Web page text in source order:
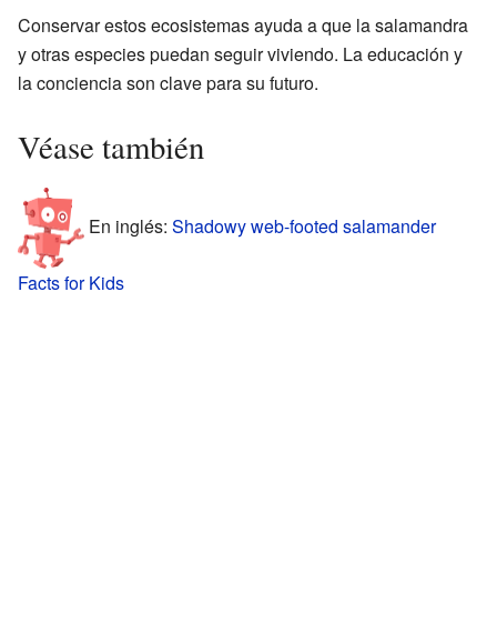
Conservar estos ecosistemas ayuda a que la salamandra
y otras especies puedan seguir viviendo. La educación y
la conciencia son clave para su futuro.
Véase también
En inglés: Shadowy web-footed salamander
Facts for Kids